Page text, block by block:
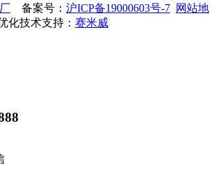
备案号： 沪ICP备19000603号-7 网站地
化技术支持： 赛米威